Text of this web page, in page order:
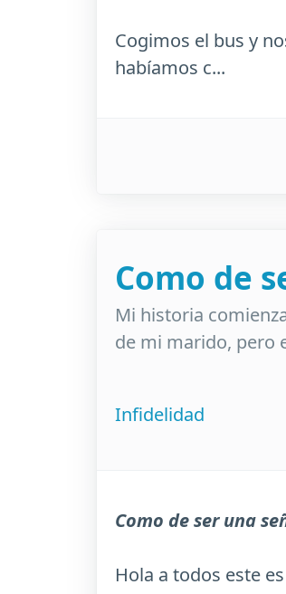
Cogimos el bus y
habíamos c...
Como de
Mi historia
de mi marido, pero
Infidelidad
Como de ser una
Hola a todos este